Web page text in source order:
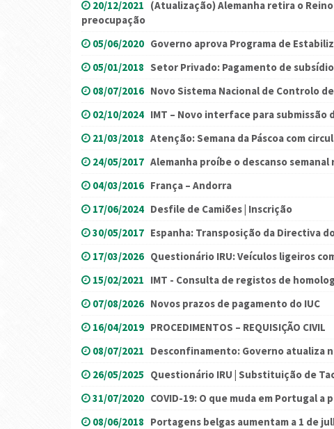
20/12/2021 (Atualização) Alemanha retira o
preocupação
05/06/2020 Governo aprova Programa de
05/01/2018 Setor Privado: Pagamento de
08/07/2016 Novo Sistema Nacional de Controlo
02/10/2024 IMT – Novo interface para
21/03/2018 Atenção: Semana da Páscoa com
24/05/2017 Alemanha proíbe o descanso
04/03/2016 França – Andorra
17/06/2024 Desfile de Camiões | Inscrição
30/05/2017 Espanha: Transposição da Directiva
17/03/2026 Questionário IRU: Veículos ligeiros
15/02/2021 IMT - Consulta de registos de
07/08/2026 Novos prazos de pagamento do IUC
16/04/2019 PROCEDIMENTOS – REQUISIÇÃO CIVIL
08/07/2021 Desconfinamento: Governo atualiza
26/05/2025 Questionário IRU | Substituição de
31/07/2020 COVID-19: O que muda em Portugal
08/06/2018 Portagens belgas aumentam a 1 de